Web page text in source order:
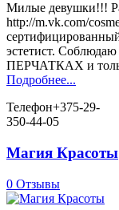
Милые девушки!!!
http://m.vk.com/
эстетист.
ПЕРЧАТКАХ и
Подробнее...
Телефон+375-29-
350-44-05
Магия Красоты
0 Отзывы